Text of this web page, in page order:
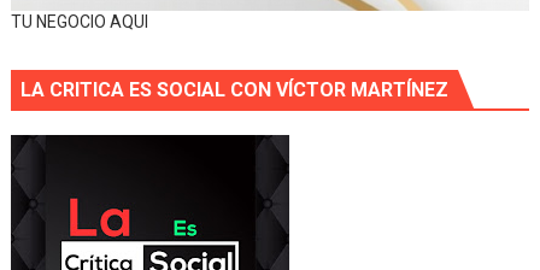
TU NEGOCIO AQUI
LA CRITICA ES SOCIAL CON VÍCTOR MARTÍNEZ